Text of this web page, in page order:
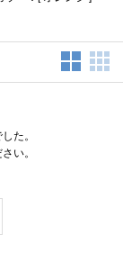
2列表示
た。
い。